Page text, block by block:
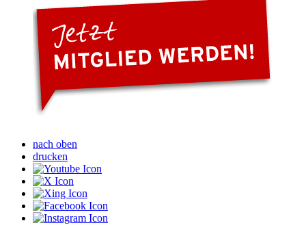
nach oben
drucken